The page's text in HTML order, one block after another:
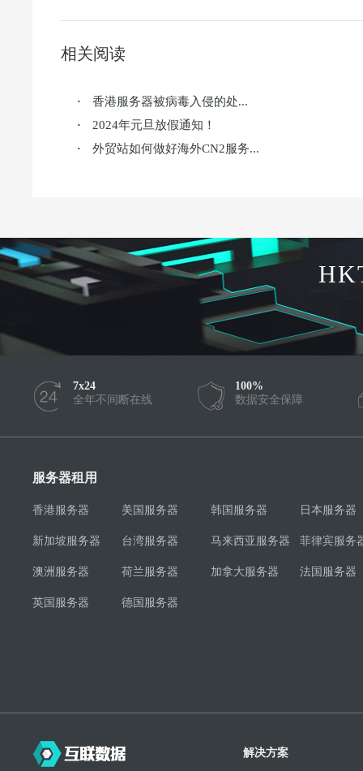
相关阅读
· 香港服务器被病毒入侵的处...
· 2024年元旦放假通知！
· 外贸站如何做好海外CN2服务...
7x24
全年不间断在线
100%
数据安全保障
服务器租用
香港服务器 美国服务器 韩国服务器 日本服务器
新加坡服务器 台湾服务器 马来西亚服务器 菲律宾服务
澳洲服务器 荷兰服务器 加拿大服务器 法国服务器
英国服务器 德国服务器
解决方案